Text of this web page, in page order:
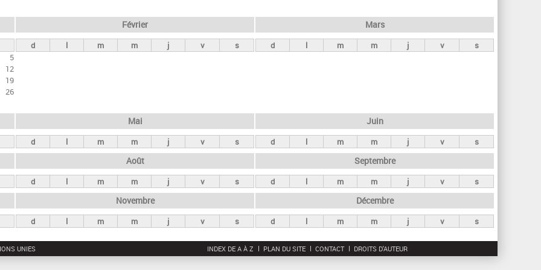
r
c
5
12
19
26
Février
d l m m j v s
Mars
d l m m j v s
Mai
d l m m j v s
Juin
d l m m j v s
Août
d l m m j v s
Septembre
d l m m j v s
Novembre
d l m m j v s
Décembre
d l m m j v s
UNIES INDEX DE A À Z PLAN DU SITE CONTACT DROITS D'AUTEUR